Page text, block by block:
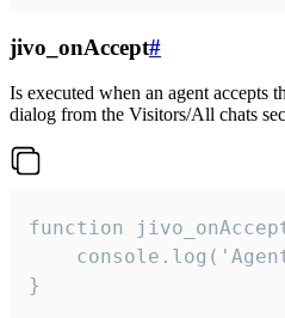
jivo_onAccept#
Is executed when an agent accepts
dialog from the Visitors/All chats
function
}